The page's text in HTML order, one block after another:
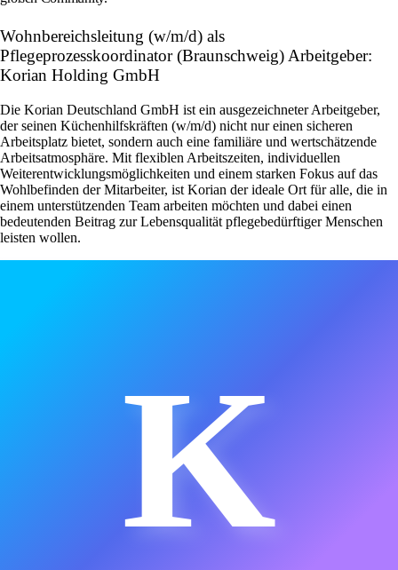
Wohnbereichsleitung (w/m/d) als
Pflegeprozesskoordinator (Braunschweig) Arbeitgeber:
Korian Holding GmbH
Die Korian Deutschland GmbH ist ein ausgezeichneter Arbeitgeber,
der seinen Küchenhilfskräften (w/m/d) nicht nur einen sicheren
Arbeitsplatz bietet, sondern auch eine familiäre und wertschätzende
Arbeitsatmosphäre. Mit flexiblen Arbeitszeiten, individuellen
Weiterentwicklungsmöglichkeiten und einem starken Fokus auf das
Wohlbefinden der Mitarbeiter, ist Korian der ideale Ort für alle, die in
einem unterstützenden Team arbeiten möchten und dabei einen
bedeutenden Beitrag zur Lebensqualität pflegebedürftiger Menschen
leisten wollen.
K